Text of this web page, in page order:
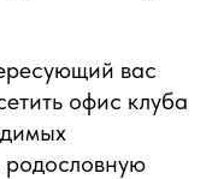
вас
офис клуба
родословную